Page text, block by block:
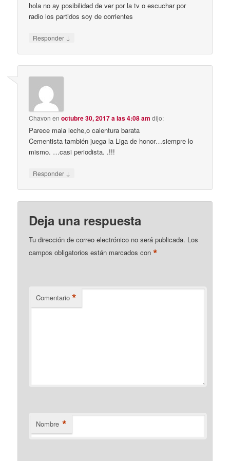
hola no ay posibilidad de ver por la tv o escuchar por
radio los partidos soy de corrientes
Responder ↓
Chavon enoctubre 30, 2017 a las 4:08 am dijo:
Parece mala leche,o calentura barata
Cementista también juega la Liga de honor…siempre lo
mismo. …casi periodista. .!!!
Responder ↓
Deja una respuesta
Tu dirección de correo electrónico no será publicada. Los
campos obligatorios están marcados con*
Comentario *
Nombre *